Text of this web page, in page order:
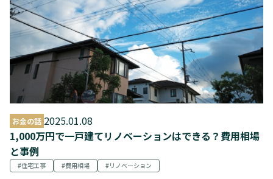
お金の話 2025.01.08
1,000万円で一戸建てリノベーションはできる？費用相場
と事例
住宅工事 費用相場 リノベーション